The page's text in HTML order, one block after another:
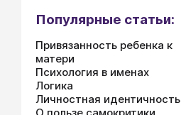
Популярные статьи:
Привязанность ребенка к
матери
Психология в именах
Логика
Личностная идентичность